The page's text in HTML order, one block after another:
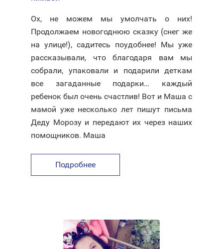
Ох, не можем мы умолчать о них!
Продолжаем новогоднюю сказку (снег же
на улице!), садитесь поудобнее! Мы уже
рассказывали, что благодаря вам мы
собрали, упаковали и подарили деткам
все загаданные подарки… каждый
ребенок был очень счастлив! Вот и Маша с
мамой уже несколько лет пишут письма
Деду Морозу и передают их через наших
помощников. Маша
Подробнее